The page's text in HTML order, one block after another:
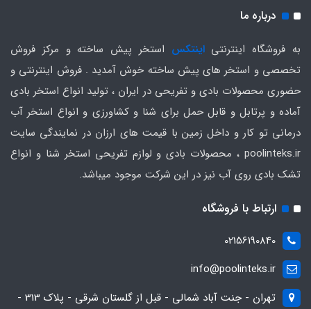
درباره ما
به فروشگاه اینترنتیاینتکس استخر پیش ساخته و مرکز فروش
تخصصی و استخر های پیش ساخته خوش آمدید . فروش اینترنتی و
حضوری محصولات بادی و تفریحی در ایران ، تولید انواع استخر بادی
آماده و پرتابل و قابل حمل برای شنا و کشاورزی و انواع استخر آب
درمانی تو کار و داخل زمین با قیمت های ارزان در نمایندگی سایت
poolinteks.ir ، محصولات بادی و لوازم تفریحی استخر شنا و انواع
تشک بادی روی آب نیز در این شرکت موجود میباشد.
ارتباط با فروشگاه
02156190840
info@poolinteks.ir
تهران - جنت آباد شمالی - قبل از گلستان شرقی - پلاک 313 -